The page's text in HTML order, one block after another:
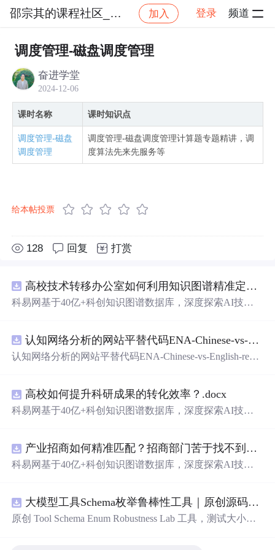
邵宗其的课程社区_NO_1 加入 登录 频道
社区 邵宗其的课程社区_NO_1
调度管理-磁盘调度管理
奋进学堂
2024-12-06
课时名称 课时知识点
调度管理-磁盘
调度管理
调度管理-磁盘调度管理计算题专题精讲，调
度算法先来先服务等
给本帖投票
128 回复 打赏
高校技术转移办公室如何利用知识图谱精准定位产业需求与技术适配点？.docx
科易网基于40亿+科创知识图谱数据库，深度探索AI技术
新领域的AI+数智化解决方案，推动科技创新与产业创新
智能化发展。
认知网络分析的网站平替代码ENA-Chinese-vs-English-reproducible.zip
认知网络分析的网站平替代码ENA-Chinese-vs-English-repro
高校如何提升科研成果的转化效率？.docx
科易网基于40亿+科创知识图谱数据库，深度探索AI技术
新领域的AI+数智化解决方案，推动科技创新与产业创新
智能化发展。
产业招商如何精准匹配？招商部门苦于找不到符合产业链补链强链方向的目标企业怎么办？.docx
科易网基于40亿+科创知识图谱数据库，深度探索AI技术
新领域的AI+数智化解决方案，推动科技创新与产业创新
智能化发展。
大模型工具Schema枚举鲁棒性工具｜原创源码+测试+离线报告
原创 Tool Schema Enum Robustness Lab 工具，测试大小